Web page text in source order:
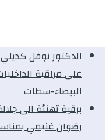
على مراقبة
البيضاء-سطات
برقية تهنئة الى
رضوان غنيمي